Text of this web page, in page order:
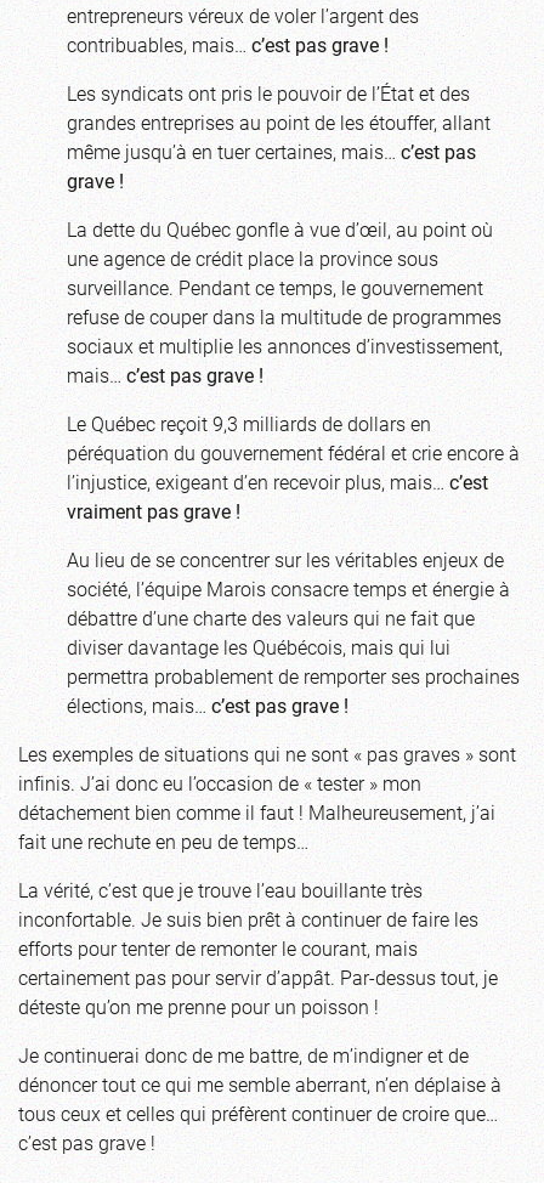
entrepreneurs véreux de voler l’argent des
contribuables, mais…c’est pas grave !
Les syndicats ont pris le pouvoir de l’État et des
grandes entreprises au point de les étouffer, allant
même jusqu’à en tuer certaines, mais…c’est pas
grave !
La dette du Québec gonfle à vue d’œil, au point où
une agence de crédit place la province sous
surveillance. Pendant ce temps, le gouvernement
refuse de couper dans la multitude de programmes
sociaux et multiplie les annonces d’investissement,
mais…c’est pas grave !
Le Québec reçoit 9,3 milliards de dollars en
péréquation du gouvernement fédéral et crie encore à
l’injustice, exigeant d’en recevoir plus, mais…c’est
vraiment pas grave !
Au lieu de se concentrer sur les véritables enjeux de
société, l’équipe Marois consacre temps et énergie à
débattre d’une charte des valeurs qui ne fait que
diviser davantage les Québécois, mais qui lui
permettra probablement de remporter ses prochaines
élections, mais… c’est pas grave !
Les exemples de situations qui ne sont « pas graves » sont
infinis. J’ai donc eu l’occasion de « tester » mon
détachement bien comme il faut ! Malheureusement, j’ai
fait une rechute en peu de temps…
La vérité, c’est que je trouve l’eau bouillante très
inconfortable. Je suis bien prêt à continuer de faire les
efforts pour tenter de remonter le courant, mais
certainement pas pour servir d’appât. Par-dessus tout, je
déteste qu’on me prenne pour un poisson !
Je continuerai donc de me battre, de m’indigner et de
dénoncer tout ce qui me semble aberrant, n’en déplaise à
tous ceux et celles qui préfèrent continuer de croire que…
c’est pas grave !